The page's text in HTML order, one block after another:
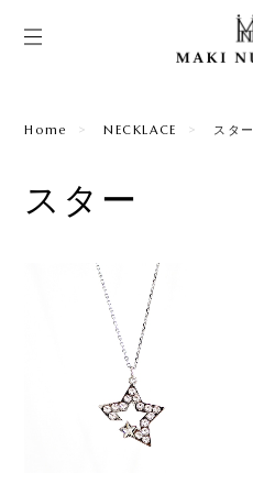
Home NECKLACE スター
スター